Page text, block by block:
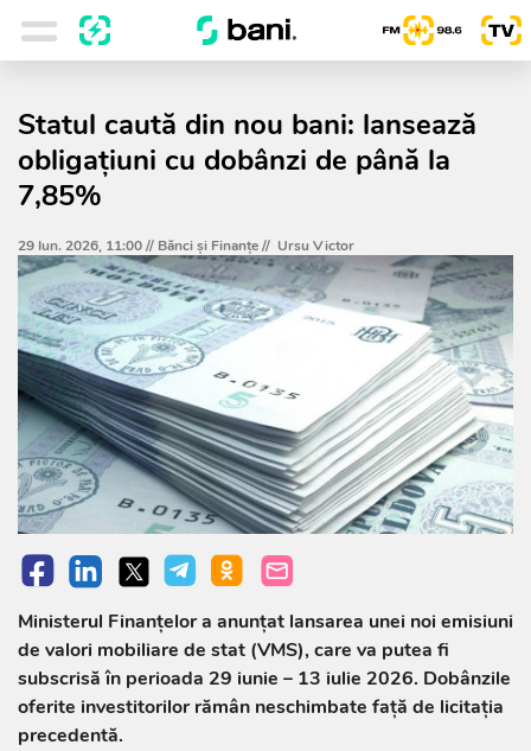
Statul caută din nou bani: lansează
obligațiuni cu dobânzi de până la
7,85%
29 Iun. 2026, 11:00 // Bănci şi Finanţe// Ursu Victor
Ministerul Finanțelor a anunțat lansarea unei noi emisiuni
de valori mobiliare de stat (VMS), care va putea fi
subscrisă în perioada 29 iunie – 13 iulie 2026. Dobânzile
oferite investitorilor rămân neschimbate față de licitația
precedentă.